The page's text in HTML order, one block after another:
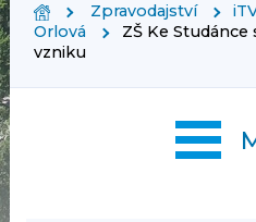
Zpravodajství
Orlová
ZŠ Ke
vzniku